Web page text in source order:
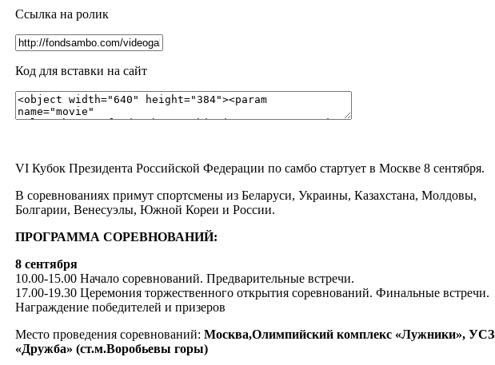
Ссылка на ролик
Код для вставки на сайт
VI Кубок Президента Российской Федерации по самбо стартует в Москве 8 сентября.
В соревнованиях примут спортсмены из Беларуси, Украины, Казахстана, Молдовы,
Болгарии, Венесуэлы, Южной Кореи и России.
ПРОГРАММА СОРЕВНОВАНИЙ:
8 сентября
10.00-15.00 Начало соревнований. Предварительные встречи.
17.00-19.30 Церемония торжественного открытия соревнований. Финальные встречи.
Награждение победителей и призеров
Место проведения соревнований: Москва,Олимпийский комплекс «Лужники», УСЗ
«Дружба» (ст.м.Воробьевы горы)